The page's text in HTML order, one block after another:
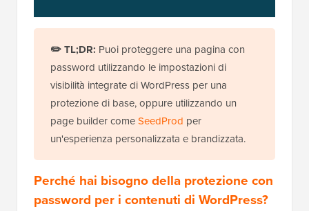
✏️ TL;DR: Puoi proteggere una pagina con
password utilizzando le impostazioni di
visibilità integrate di WordPress per una
protezione di base, oppure utilizzando un
page builder comeSeedProd per
un'esperienza personalizzata e brandizzata.
Perché hai bisogno della protezione con
password per i contenuti di WordPress?